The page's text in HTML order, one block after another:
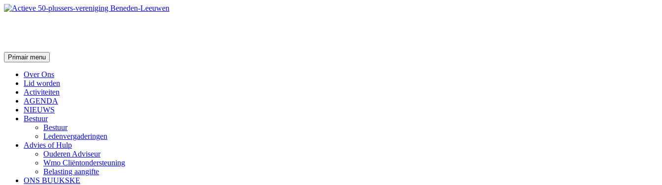
Ga
Zoeken
Primair menu
Over Ons
Lid worden
Activiteiten
AGENDA
NIEUWS
Bestuur
Bestuur
Ledenvergaderingen
Advies of Hulp
Ouderen Adviseur
Wmo Cliëntondersteuning
Belasting aangifte
ONS BUUKSKE